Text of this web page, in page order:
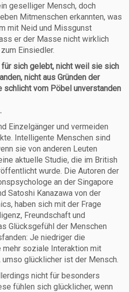
geselliger Mensch, doch
Mitmenschen erkannten, was
mit Neid und Missgunst
er der Masse nicht wirklich
Einsiedler.
sich gelebt, nicht weil sie sich
nicht aus Gründen der
schlicht vom Pöbel unverstanden
Einzelgänger und vermeiden
Intelligente Menschen sind
sie von anderen Leuten
aktuelle Studie, die im British
wurde. Die Autoren der
an der Singapore
Satoshi Kanazawa von der
haben sich mit der Frage
Freundschaft und
Glücksgefühl der Menschen
Je niedriger die
mehr soziale Interaktion mit
glücklicher ist der Mensch.
nicht für besonders
fühlen sich glücklicher, wenn